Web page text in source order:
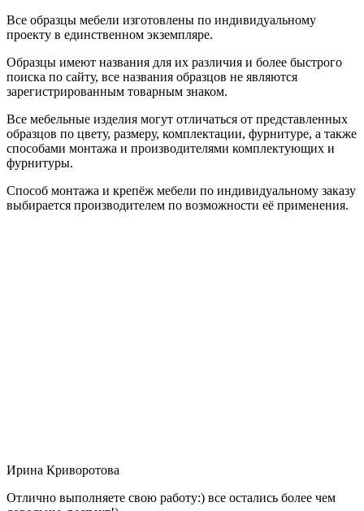
Все образцы мебели изготовлены по индивидуальному
проекту в единственном экземпляре.
Образцы имеют названия для их различия и более быстрого
поиска по сайту, все названия образцов не являются
зарегистрированным товарным знаком.
Все мебельные изделия могут отличаться от представленных
образцов по цвету, размеру, комплектации, фурнитуре, а также
способами монтажа и производителями комплектующих и
фурнитуры.
Способ монтажа и крепёж мебели по индивидуальному заказу
выбирается производителем по возможности её применения.
Ирина Криворотова
Отлично выполняете свою работу:) все остались более чем